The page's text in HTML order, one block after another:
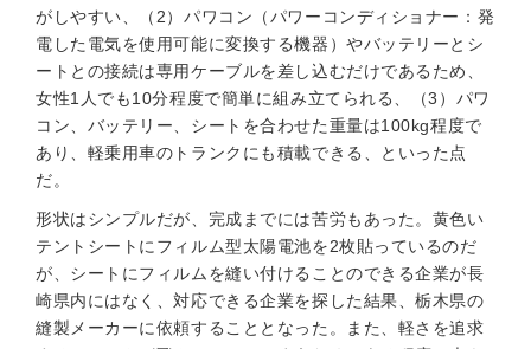
がしやすい、（2）パワコン（パワーコンディショナー：発
電した電気を使用可能に変換する機器）やバッテリーとシ
ートとの接続は専用ケーブルを差し込むだけであるため、
女性1人でも10分程度で簡単に組み立てられる、（3）パワ
コン、バッテリー、シートを合わせた重量は100kg程度で
あり、軽乗用車のトランクにも積載できる、といった点
だ。
形状はシンプルだが、完成までには苦労もあった。黄色い
テントシートにフィルム型太陽電池を2枚貼っているのだ
が、シートにフィルムを縫い付けることのできる企業が長
崎県内にはなく、対応できる企業を探した結果、栃木県の
縫製メーカーに依頼することとなった。また、軽さを追求